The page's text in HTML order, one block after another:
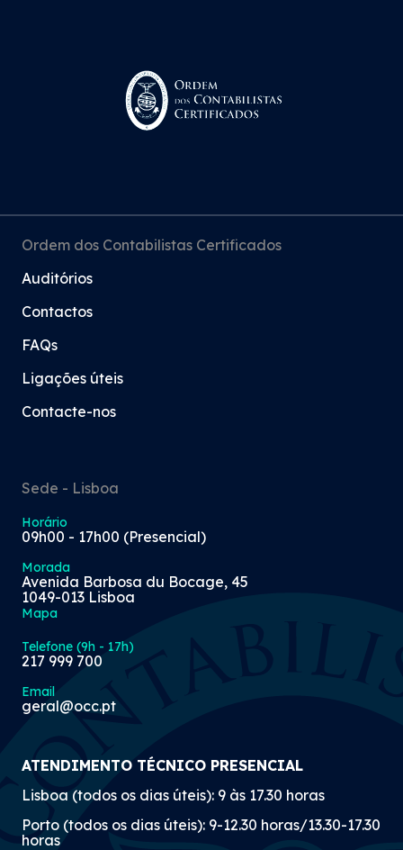
Ordem dos Contabilistas Certificados
Auditórios
Contactos
FAQs
Ligações úteis
Contacte-nos
Sede - Lisboa
Horário
09h00 - 17h00 (Presencial)
Morada
Avenida Barbosa du Bocage, 45
1049-013 Lisboa
Mapa
Telefone (9h - 17h)
217 999 700
Email
geral@occ.pt
ATENDIMENTO TÉCNICO PRESENCIAL
Lisboa (todos os dias úteis): 9 às 17.30 horas
Porto (todos os dias úteis): 9-12.30 horas/13.30-17.30
horas